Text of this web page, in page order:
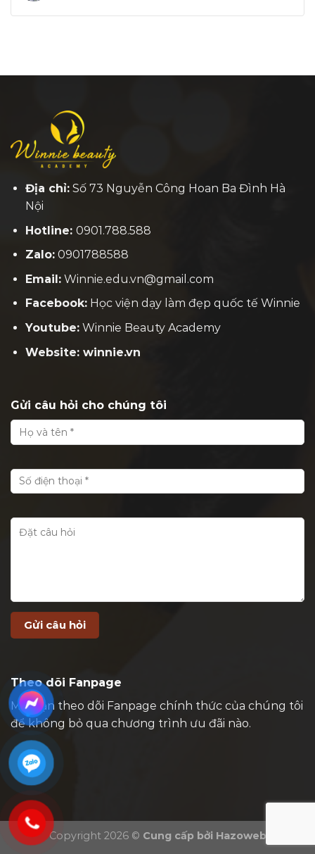
Địa chỉ:Số 73 Nguyễn Công Hoan Ba Đình Hà
Nội
Hotline: 0901.788.588
Zalo:0901788588
Email:Winnie.edu.vn@gmail.com
Facebook:Học viện dạy làm đẹp quốc tế Winnie
Youtube:Winnie Beauty Academy
Website: winnie.vn
Gửi câu hỏi cho chúng tôi
Theo dõi Fanpage
Mời bạn theo dõi Fanpage chính thức của chúng tôi
để không bỏ qua chương trình ưu đãi nào.
Copyright 2026 © Cung cấp bởi Hazoweb